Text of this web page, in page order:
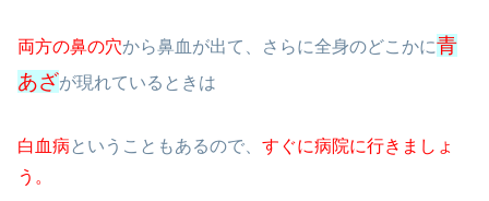
両方の鼻の穴から鼻血が出て、さらに全身のどこかに青
あざが現れているときは
白血病 ということもあるので、 すぐに病院に行きましょ
う。